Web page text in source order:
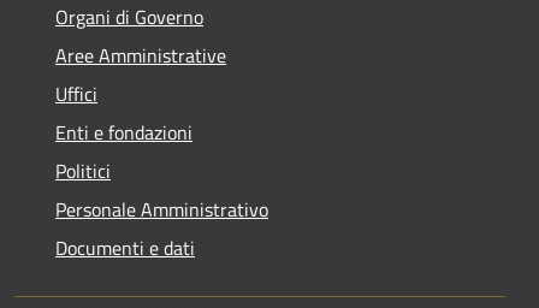
Organi di Governo
Aree Amministrative
Uffici
Enti e fondazioni
Politici
Personale Amministrativo
Documenti e dati